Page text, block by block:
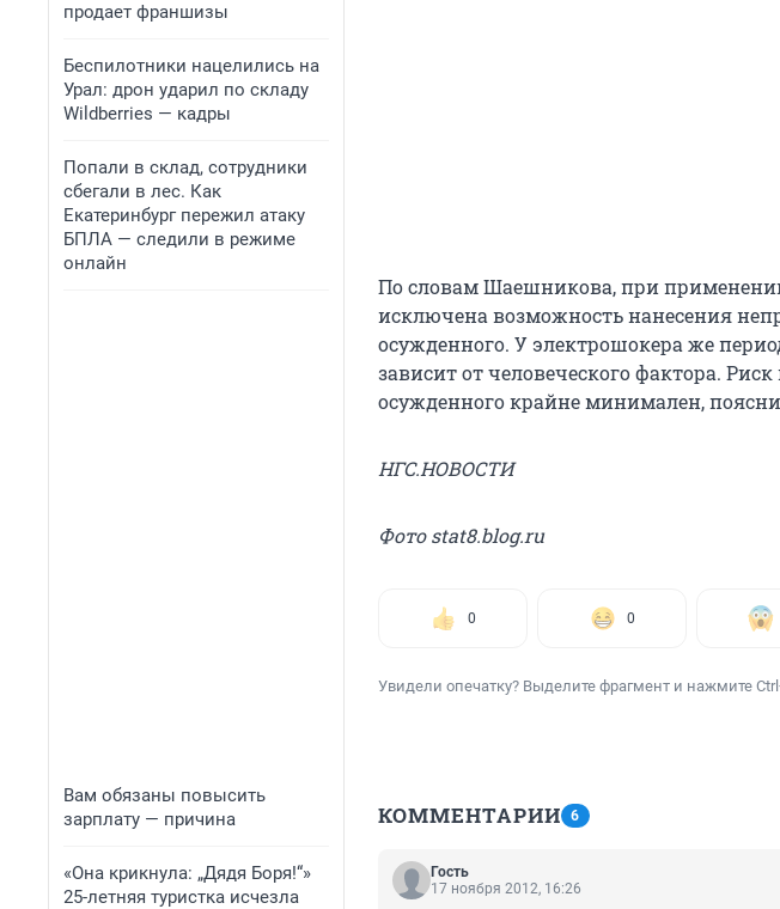
продает франшизы
Беспилотники нацелились на
Урал: дрон ударил по складу
Wildberries — кадры
Попали в склад, сотрудники
сбегали в лес. Как
Екатеринбург пережил атаку
БПЛА — следили в режиме
онлайн
Вам обязаны повысить
зарплату — причина
«Она крикнула: „Дядя Боря!“»
25-летняя туристка исчезла
По словам Шаешникова, при
исключена возможность нанесения
осужденного. У электрошокера же
зависит от человеческого фактора.
осужденного крайне минимален,
НГС.НОВОСТИ
Фото stat8.blog.ru
0 0
Увидели опечатку? Выделите фрагмент и нажмите
КОММЕНТАРИИ 6
Гость
17 ноября 2012, 16:26